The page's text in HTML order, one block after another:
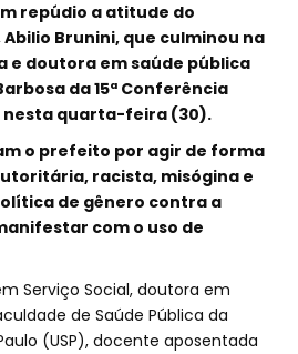
repúdio a atitude do
Brunini, que culminou na
e doutora em saúde pública
da 15ª Conferência
nesta quarta-feira (30).
o prefeito por agir de forma
racista, misógina e
de gênero contra a
com o uso de
Serviço Social, doutora em
de Saúde Pública da
(USP), docente aposentada